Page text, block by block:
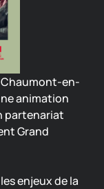
en-
animation
partenariat
Grand
enjeux de la